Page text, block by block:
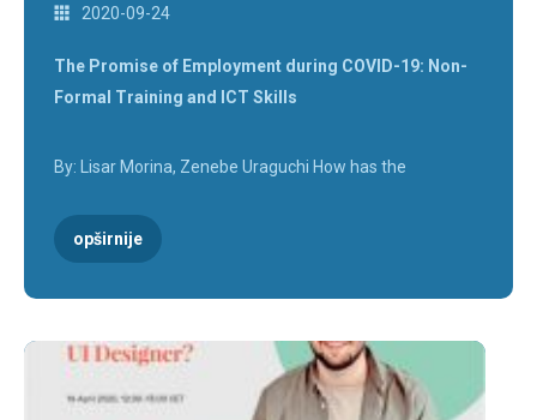
2020-09-24
The Promise of Employment during COVID-19: Non-
Formal Training and ICT Skills
By: Lisar Morina, Zenebe Uraguchi How has the
opširnije